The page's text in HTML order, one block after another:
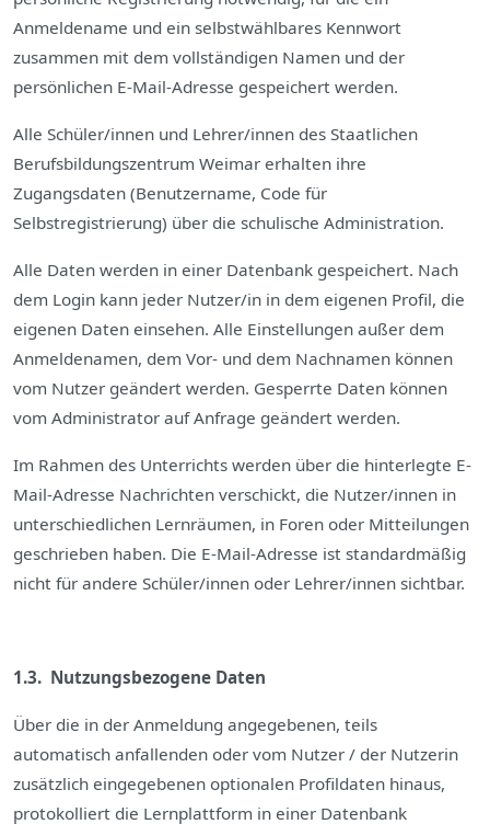
Anmeldename und ein selbstwählbares Kennwort
zusammen mit dem vollständigen Namen und der
persönlichen E-Mail-Adresse gespeichert werden.
Alle Schüler/innen und Lehrer/innen des Staatlichen
Berufsbildungszentrum Weimar erhalten ihre
Zugangsdaten (Benutzername, Code für
Selbstregistrierung) über die schulische Administration.
Alle Daten werden in einer Datenbank gespeichert. Nach
dem Login kann jeder Nutzer/in in dem eigenen Profil, die
eigenen Daten einsehen. Alle Einstellungen außer dem
Anmeldenamen, dem Vor- und dem Nachnamen können
vom Nutzer geändert werden. Gesperrte Daten können
vom Administrator auf Anfrage geändert werden.
Im Rahmen des Unterrichts werden über die hinterlegte E-
Mail-Adresse Nachrichten verschickt, die Nutzer/innen in
unterschiedlichen Lernräumen, in Foren oder Mitteilungen
geschrieben haben. Die E-Mail-Adresse ist standardmäßig
nicht für andere Schüler/innen oder Lehrer/innen sichtbar.
1.3. Nutzungsbezogene Daten
Über die in der Anmeldung angegebenen, teils
automatisch anfallenden oder vom Nutzer / der Nutzerin
zusätzlich eingegebenen optionalen Profildaten hinaus,
protokolliert die Lernplattform in einer Datenbank